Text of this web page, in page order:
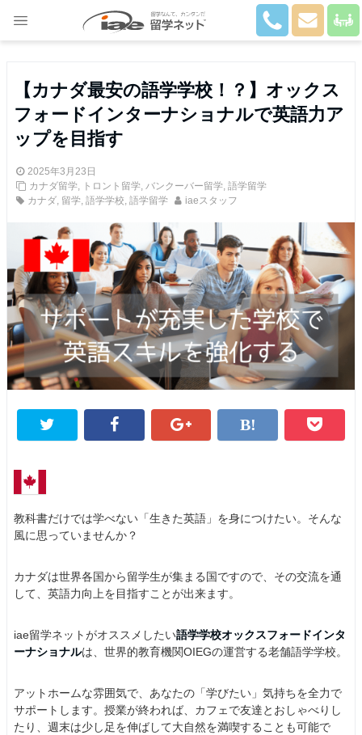
【カナダ最安の語学学校！？】オックス
フォードインターナショナルで英語力ア
ップを目指す
2025年3月23日
カナダ留学, トロント留学, バンクーバー留学, 語学留学
カナダ, 留学, 語学学校, 語学留学 iaeスタッフ
教科書だけでは学べない「生きた英語」を身につけたい。そんな
風に思っていませんか？
カナダは世界各国から留学生が集まる国ですので、その交流を通
して、英語力向上を目指すことが出来ます。
iae留学ネットがオススメしたい語学学校オックスフォードインタ
ーナショナルは、世界的教育機関OIEGの運営する老舗語学学校。
アットホームな雰囲気で、あなたの「学びたい」気持ちを全力で
サポートします。授業が終われば、カフェで友達とおしゃべりし
たり、週末は少し足を伸ばして大自然を満喫することも可能で